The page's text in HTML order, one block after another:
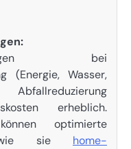
bei
(Energie, Wasser,
erheblich.
optimierte
wie sie home-